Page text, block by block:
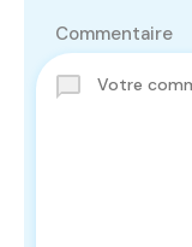
Commentaire